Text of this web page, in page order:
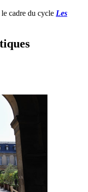
cadre du cycle Les